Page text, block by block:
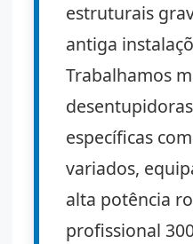
estruturais
antiga
Trabalhamos
específicas
variados,
alta potência
profissional